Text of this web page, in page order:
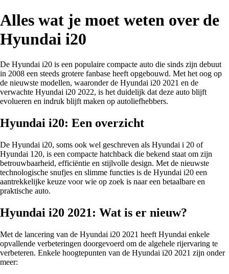
Alles wat je moet weten over de
Hyundai i20
De Hyundai i20 is een populaire compacte auto die sinds zijn debuut
in 2008 een steeds grotere fanbase heeft opgebouwd. Met het oog op
de nieuwste modellen, waaronder de Hyundai i20 2021 en de
verwachte Hyundai i20 2022, is het duidelijk dat deze auto blijft
evolueren en indruk blijft maken op autoliefhebbers.
Hyundai i20: Een overzicht
De Hyundai i20, soms ook wel geschreven als Hyundai i 20 of
Hyundai 120, is een compacte hatchback die bekend staat om zijn
betrouwbaarheid, efficiëntie en stijlvolle design. Met de nieuwste
technologische snufjes en slimme functies is de Hyundai i20 een
aantrekkelijke keuze voor wie op zoek is naar een betaalbare en
praktische auto.
Hyundai i20 2021: Wat is er nieuw?
Met de lancering van de Hyundai i20 2021 heeft Hyundai enkele
opvallende verbeteringen doorgevoerd om de algehele rijervaring te
verbeteren. Enkele hoogtepunten van de Hyundai i20 2021 zijn onder
meer: